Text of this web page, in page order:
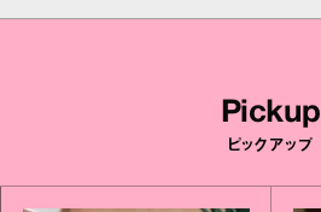
Pickup
ピックアップ